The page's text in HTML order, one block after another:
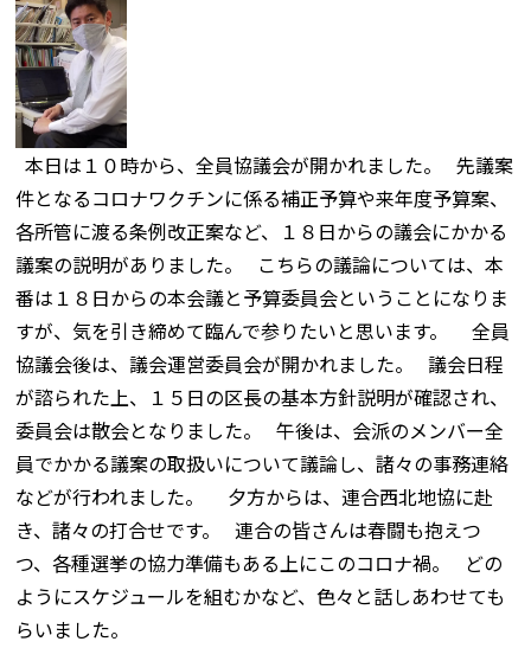
本日は１０時から、全員協議会が開かれました。 先議案
件となるコロナワクチンに係る補正予算や来年度予算案、
各所管に渡る条例改正案など、１８日からの議会にかかる
議案の説明がありました。 こちらの議論については、本
番は１８日からの本会議と予算委員会ということになりま
すが、気を引き締めて臨んで参りたいと思います。 全員
協議会後は、議会運営委員会が開かれました。 議会日程
が諮られた上、１５日の区長の基本方針説明が確認され、
委員会は散会となりました。 午後は、会派のメンバー全
員でかかる議案の取扱いについて議論し、諸々の事務連絡
などが行われました。 夕方からは、連合西北地協に赴
き、諸々の打合せです。 連合の皆さんは春闘も抱えつ
つ、各種選挙の協力準備もある上にこのコロナ禍。 どの
ようにスケジュールを組むかなど、色々と話しあわせても
らいました。